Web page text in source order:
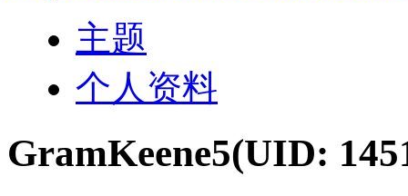
主题
个人资料
GramKeene5(UID: